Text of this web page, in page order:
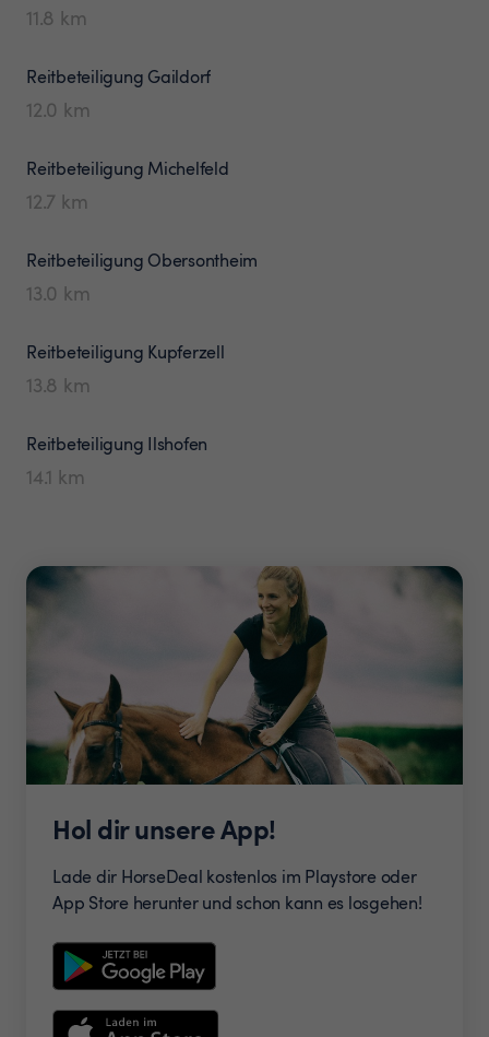
11.8 km
Reitbeteiligung Gaildorf
12.0 km
Reitbeteiligung Michelfeld
12.7 km
Reitbeteiligung Obersontheim
13.0 km
Reitbeteiligung Kupferzell
13.8 km
Reitbeteiligung Ilshofen
14.1 km
Hol dir unsere App!
Lade dir HorseDeal kostenlos im Playstore oder
App Store herunter und schon kann es losgehen!